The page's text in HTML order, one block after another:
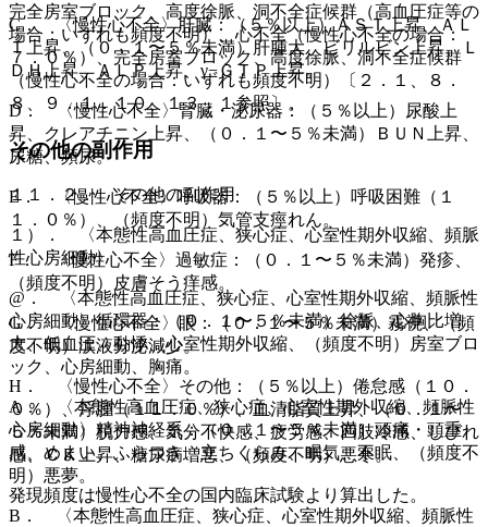
C． 〈慢性心不全〉肝臓：（５％以上）ＡＳＴ上昇、ＡＬ
Ｔ上昇、（０．１〜５％未満）肝腫大、ビリルビン上昇、Ｌ
ＤＨ上昇、ＡＬＰ上昇、γ−ＧＴＰ上昇。
D． 〈慢性心不全〉腎臓・泌尿器：（５％以上）尿酸上
昇、クレアチニン上昇、（０．１〜５％未満）ＢＵＮ上昇、
尿糖、頻尿。
E． 〈慢性心不全〉呼吸器：（５％以上）呼吸困難（１
１．０％）、（頻度不明）気管支痙れん。
F． 〈慢性心不全〉過敏症：（０．１〜５％未満）発疹、
（頻度不明）皮膚そう痒感。
G． 〈慢性心不全〉眼：（０．１〜５％未満）霧視、（頻
度不明）涙液分泌減少。
H． 〈慢性心不全〉その他：（５％以上）倦怠感（１０．
０％）、浮腫（１１．０％）、血清脂質上昇、（０．１〜
５％未満）脱力感、気分不快感、疲労感、四肢冷感、しびれ
感、ＣＫ上昇、糖尿病増悪、（頻度不明）悪寒。
発現頻度は慢性心不全の国内臨床試験より算出した。
完全房室ブロック、高度徐脈、洞不全症候群（高血圧症等の
場合：いずれも頻度不明）、心不全（慢性心不全の場合：
７．０％）、完全房室ブロック、高度徐脈、洞不全症候群
（慢性心不全の場合：いずれも頻度不明）〔２．１、８．
８、９．１．１０、１３．１参照〕。
その他の副作用
１１．２． その他の副作用
１）． 〈本態性高血圧症、狭心症、心室性期外収縮、頻脈
性心房細動〉
@． 〈本態性高血圧症、狭心症、心室性期外収縮、頻脈性
心房細動〉循環器：（０．１〜５％未満）徐脈、心胸比増
大、低血圧、動悸、心室性期外収縮、（頻度不明）房室ブロ
ック、心房細動、胸痛。
A． 〈本態性高血圧症、狭心症、心室性期外収縮、頻脈性
心房細動〉精神神経系：（０．１〜５％未満）頭痛・頭重
感、めまい、ふらつき、立ちくらみ、眠気、不眠、（頻度不
明）悪夢。
B． 〈本態性高血圧症、狭心症、心室性期外収縮、頻脈性